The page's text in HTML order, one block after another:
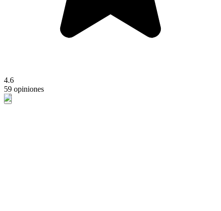
4.6
59 opiniones